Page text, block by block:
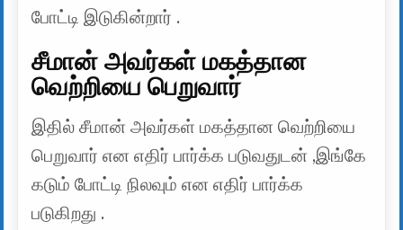
போட்டி இடுகின்றார் .
சீமான் அவர்கள் மகத்தான
வெற்றியை பெறுவார்
இதில் சீமான் அவர்கள் மகத்தான வெற்றியை
பெறுவார் என எதிர் பார்க்க படுவதுடன் ,இங்கே
கடும் போட்டி நிலவும் என எதிர் பார்க்க
படுகிறது .